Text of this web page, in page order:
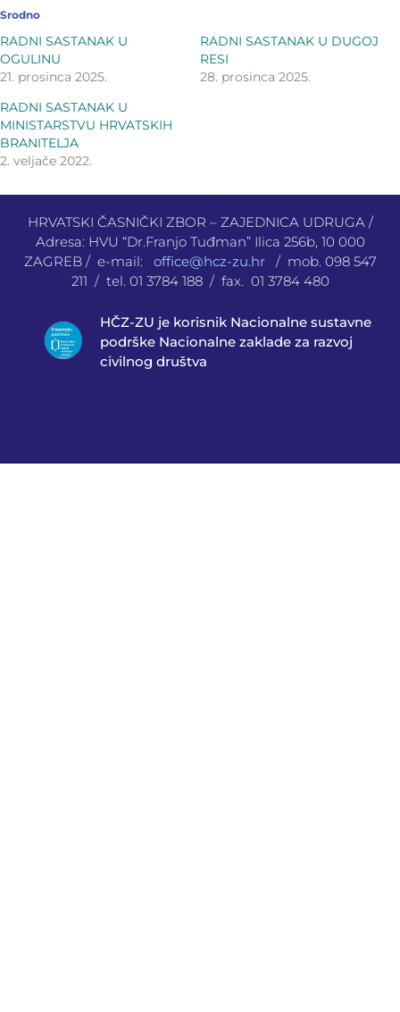
Srodno
RADNI SASTANAK U
OGULINU
21. prosinca 2025.
RADNI SASTANAK U DUGOJ
RESI
28. prosinca 2025.
RADNI SASTANAK U
MINISTARSTVU HRVATSKIH
BRANITELJA
2. veljače 2022.
HRVATSKI ČASNIČKI ZBOR – ZAJEDNICA UDRUGA /
Adresa: HVU “Dr.Franjo Tuđman” Ilica 256b, 10 000
ZAGREB / e-mail: office@hcz-zu.hr
/ mob. 098 547
211 / tel. 01 3784 188 / fax. 01 3784 480
HČZ-ZU je korisnik Nacionalne sustavne
podrške Nacionalne zaklade za razvoj
civilnog društva